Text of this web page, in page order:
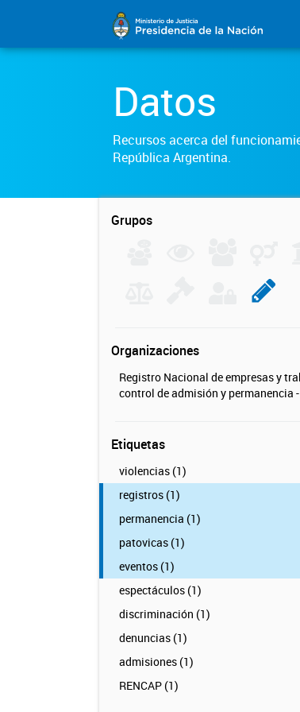
Datos
Recursos acerca del
República Argentina.
Grupos
Organizaciones
Registro Nacional de empresas y
control de admisión y permanencia -
Etiquetas
violencias (1)
registros (1)
permanencia (1)
patovicas (1)
eventos (1)
espectáculos (1)
discriminación (1)
denuncias (1)
admisiones (1)
RENCAP (1)